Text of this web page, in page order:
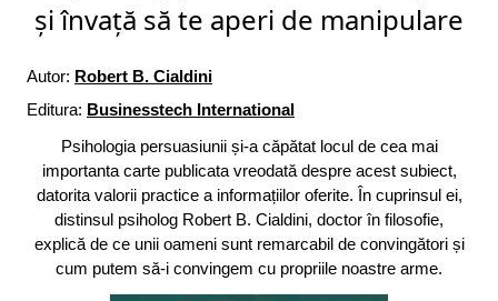
și învață să te aperi de manipulare
Autor: Robert B. Cialdini
Editura: Businesstech International
Psihologia persuasiunii și-a căpătat locul de cea mai
importanta carte publicata vreodată despre acest subiect,
datorita valorii practice a informațiilor oferite. În cuprinsul ei,
distinsul psiholog Robert B. Cialdini, doctor în filosofie,
explică de ce unii oameni sunt remarcabil de convingători și
cum putem să-i convingem cu propriile noastre arme.